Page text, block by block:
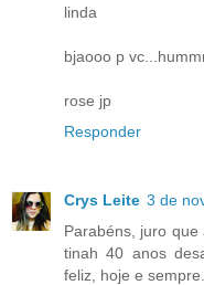
linda
bjaooo p
rose jp
Responder
Crys Leite 3 de
Parabéns, juro
tinah 40 anos
feliz, hoje e sempre.